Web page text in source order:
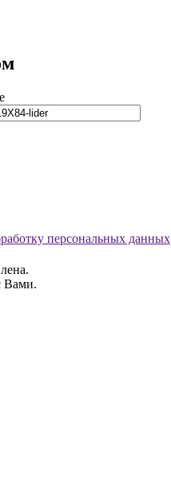
персональных данных
Вами.